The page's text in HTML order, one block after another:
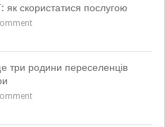
скористатися послугою
три родини переселенців